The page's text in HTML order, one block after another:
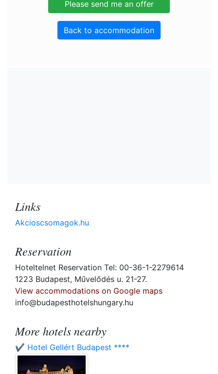
Back to accommodation
Links
Akcioscsomagok.hu
Reservation
Hoteltelnet Reservation Tel: 00-36-1-2279614
1223 Budapest, Művelődés u. 21-27.
View accommodations on Google maps
info@budapesthotelshungary.hu
More hotels nearby
✔️ Hotel Gellért Budapest ****